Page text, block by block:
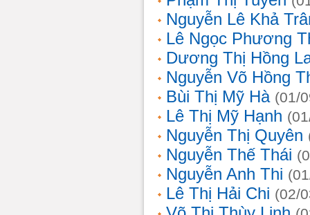
Nguyễn Lê Khả
Lê Ngọc Phương
Dương Thị Hồng
Nguyễn Võ Hồng
Bùi Thị Mỹ Hà (01/
Lê Thị Mỹ Hạnh
Nguyễn Thị Quyên
Nguyễn Thế Thái
Nguyễn Anh Thi
Lê Thị Hải Chi (02/